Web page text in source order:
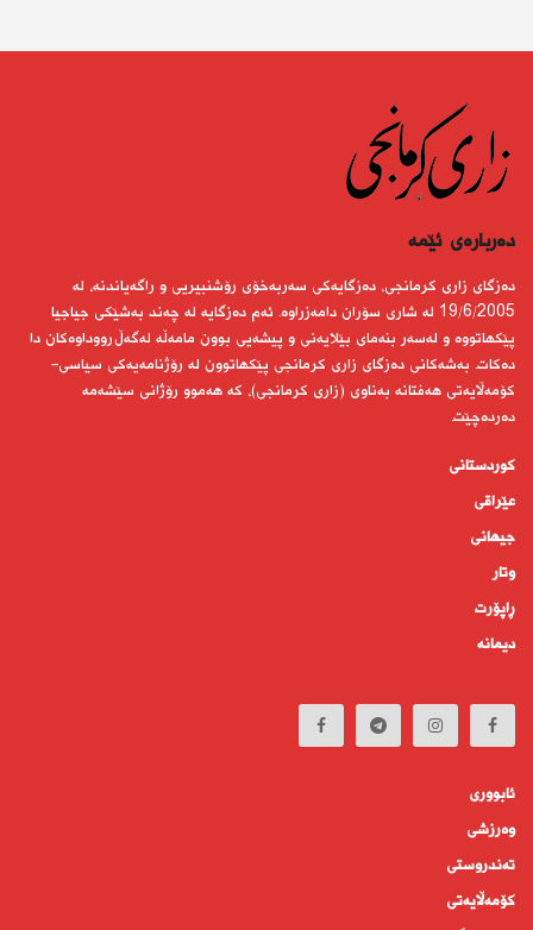
دەربارەى ئێمە
دەزگای زاری كرمانجی، دەزگایەكی سەربەخۆی رۆشنبیریی و راگەیاندنە، لە
19/6/2005 لە شاری سۆران دامەزراوە. ئەم دەزگایە لە چەند بەشێكی جیاجیا
پێكهاتووە و لەسەر بنەمای بێلایەنی و پیشەیی بوون مامەڵە لەگەڵ رووداوەكان دا
دەكات. بەشەكانی دەزگای زاری كرمانجی پێكهاتوون لە رۆژنامەیەكی سیاسی-
كۆمەڵایەتی هەفتانە بەناوی (زاری كرمانجی)، كە هەموو رۆژانی سێشەمە
دەردەچێت.
کوردستانى
عێراقی
جیهانى
وتار
ڕاپۆرت
دیمانە
ئابوورى
وەرزشی
تەندروستى
كۆمه‌ڵايه‌تى